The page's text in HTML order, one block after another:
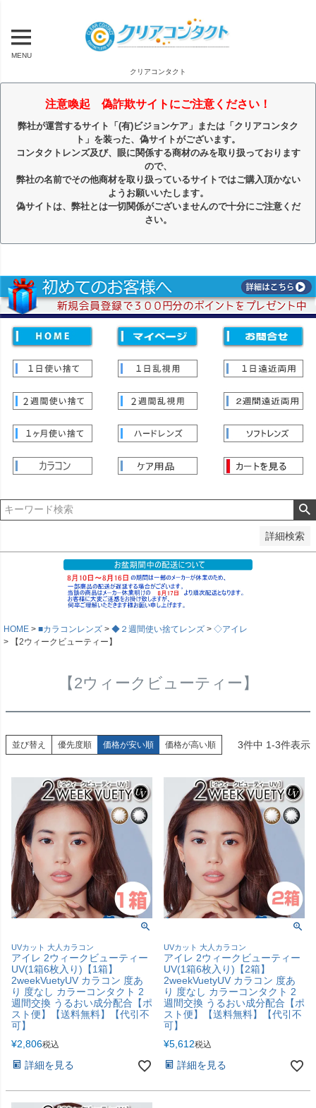
MENU
クリアコンタクト
注意喚起 偽詐欺サイトにご注意ください！
弊社が運営するサイト「(有)ビジョンケア」または「クリアコンタク
ト」を装った、偽サイトがございます。
コンタクトレンズ及び、眼に関係する商材のみを取り扱っております
ので、
弊社の名前でその他商材を取り扱っているサイトではご購入頂かない
ようお願いいたします。
偽サイトは、弊社とは一切関係がございませんので十分にご注意くだ
さい。
詳細検索
価格
〜
並び順
登録順
価格が高い順
レビュー順
キーワードヒット順
HOME ■カラコンレンズ ◆２週間使い捨てレンズ
◇アイレ
【2ウィークビューティー】
【2ウィークビューティー】
並び替え 優先度順 価格が安い順 価格が高い順 3件中 1-3件表示
UVカット 大人カラコン
アイレ 2ウィークビューティー
UV(1箱6枚入り)【1箱】
2weekVuetyUV カラコン 度あ
り 度なし カラーコンタクト 2
週間交換 うるおい成分配合【ポ
スト便】【送料無料】【代引不
可】
¥2,806税込
詳細を見る
UVカット 大人カラコン
アイレ 2ウィークビューティー
UV(1箱6枚入り)【2箱】
2weekVuetyUV カラコン 度あ
り 度なし カラーコンタクト 2
週間交換 うるおい成分配合【ポ
スト便】【送料無料】【代引不
可】
¥5,612税込
詳細を見る